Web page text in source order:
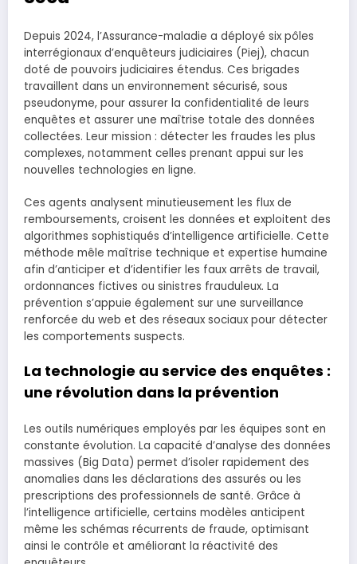
Depuis 2024, l’Assurance-maladie a déployé six pôles
interrégionaux d’enquêteurs judiciaires (Piej), chacun
doté de pouvoirs judiciaires étendus. Ces brigades
travaillent dans un environnement sécurisé, sous
pseudonyme, pour assurer la confidentialité de leurs
enquêtes et assurer une maîtrise totale des données
collectées. Leur mission : détecter les fraudes les plus
complexes, notamment celles prenant appui sur les
nouvelles technologies en ligne.
Ces agents analysent minutieusement les flux de
remboursements, croisent les données et exploitent des
algorithmes sophistiqués d’intelligence artificielle. Cette
méthode mêle maîtrise technique et expertise humaine
afin d’anticiper et d’identifier les faux arrêts de travail,
ordonnances fictives ou sinistres frauduleux. La
prévention s’appuie également sur une surveillance
renforcée du web et des réseaux sociaux pour détecter
les comportements suspects.
La technologie au service des enquêtes :
une révolution dans la prévention
Les outils numériques employés par les équipes sont en
constante évolution. La capacité d’analyse des données
massives (Big Data) permet d’isoler rapidement des
anomalies dans les déclarations des assurés ou les
prescriptions des professionnels de santé. Grâce à
l’intelligence artificielle, certains modèles anticipent
même les schémas récurrents de fraude, optimisant
ainsi le contrôle et améliorant la réactivité des